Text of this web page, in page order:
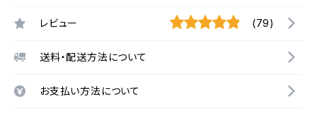
レビュー (79)
送料・配送方法について
お支払い方法について